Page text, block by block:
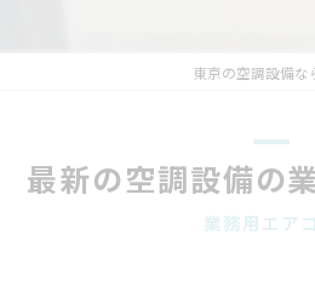
東京の空調設備な
最新の空調設備の
業務用エア